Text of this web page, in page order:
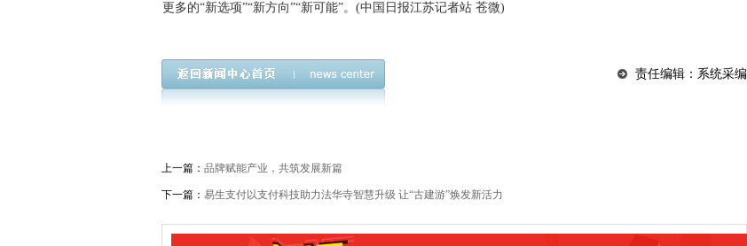
更多的“新选项”“新方向”“新可能”。(中国日报江苏记者站 苍微)
责任编辑：系统采编
上一篇： 品牌赋能产业，共筑发展新篇
下一篇： 易生支付以支付科技助力法华寺智慧升级 让“古建游”焕发新活力